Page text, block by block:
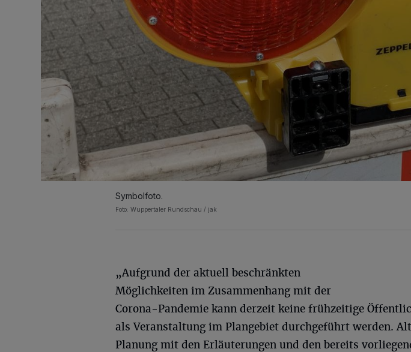
Symbolfoto.
Foto: Wuppertaler Rundschau / jak
„Aufgrund der aktuell beschränkten
Möglichkeiten im Zusammenhang mit der
Corona-Pandemie kann derzeit keine frühzeitige
als Veranstaltung im Plangebiet durchgeführt werden.
Planung mit den Erläuterungen und den bereits